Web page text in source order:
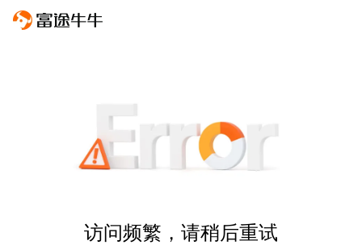
访问频繁，请稍后重试